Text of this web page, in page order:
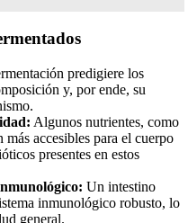
predigiere los
y, por ende, su
Algunos nutrientes, como
accesibles para el cuerpo
presentes en estos
Un intestino
inmunológico robusto, lo
general.